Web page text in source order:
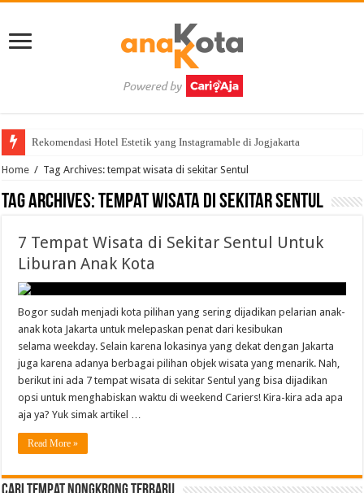
Rekomendasi Hotel Estetik yang Instagramable di Jogjakarta
List Promo Hotel-Hotel di Bulan Puasa Tahun 2022
Home / Tag Archives: tempat wisata di sekitar Sentul
Tag Archives:tempat wisata di sekitar Sentul
7 Tempat Wisata di Sekitar Sentul Untuk
Liburan Anak Kota
Bogor sudah menjadi kota pilihan yang sering dijadikan pelarian anak-
anak kota Jakarta untuk melepaskan penat dari kesibukan
selama weekday. Selain karena lokasinya yang dekat dengan Jakarta
juga karena adanya berbagai pilihan objek wisata yang menarik. Nah,
berikut ini ada 7 tempat wisata di sekitar Sentul yang bisa dijadikan
opsi untuk menghabiskan waktu di weekend Cariers! Kira-kira ada apa
aja ya? Yuk simak artikel …
Read More »